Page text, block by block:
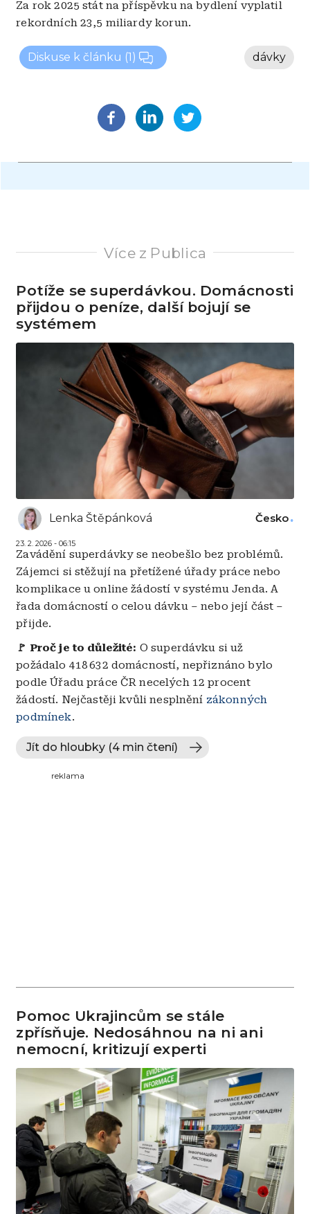
Za rok 2025 stát na příspěvku na bydlení vyplatil
rekordních 23,5 miliardy korun.
Diskuse k článku (1) dávky
Více z Publica
Potíže se superdávkou. Domácnosti
přijdou o peníze, další bojují se
systémem
Lenka Štěpánková
23. 2. 2026 - 06:15
Česko
Zavádění superdávky se neobešlo bez problémů.
Zájemci si stěžují na přetížené úřady práce nebo
komplikace u online žádostí v systému Jenda. A
řada domácností o celou dávku – nebo její část –
přijde.
🚩 Proč je to důležité: O superdávku si už
požádalo 418 632 domácností, nepřiznáno bylo
podle Úřadu práce ČR necelých 12 procent
žádostí. Nejčastěji kvůli nesplnění zákonných
podmínek.
Jít do hloubky (4 min čtení)
reklama
Pomoc Ukrajincům se stále
zpřísňuje. Nedosáhnou na ni ani
nemocní, kritizují experti